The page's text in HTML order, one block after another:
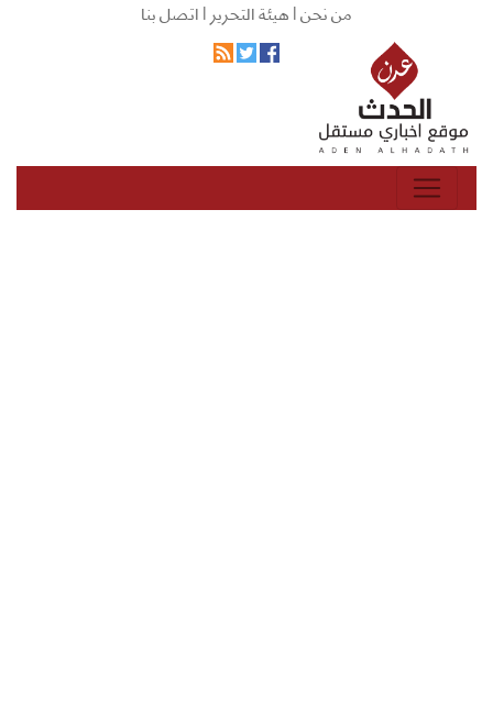
من نحن |هيئة التحرير |اتصل بنا